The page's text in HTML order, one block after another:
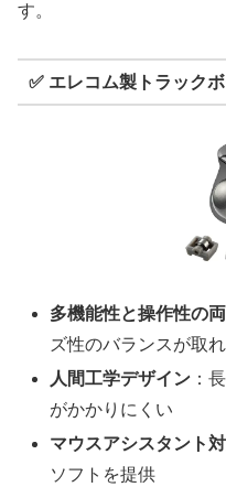
す。
✅ エレコム製トラック
多機能性と操作性の
ズ性のバランスが取
人間工学デザイン ：
がかかりにくい
マウスアシスタント
ソフトを提供